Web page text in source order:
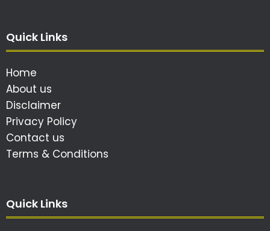
Quick Links
Home
About us
Disclaimer
Privacy Policy
Contact us
Terms & Conditions
Quick Links